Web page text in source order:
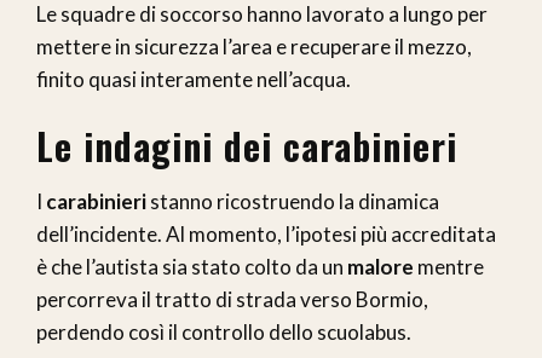
Le squadre di soccorso hanno lavorato a lungo per
mettere in sicurezza l’area e recuperare il mezzo,
finito quasi interamente nell’acqua.
Le indagini dei carabinieri
I carabinieristanno ricostruendo la dinamica
dell’incidente. Al momento, l’ipotesi più accreditata
è che l’autista sia stato colto da un malore mentre
percorreva il tratto di strada verso Bormio,
perdendo così il controllo dello scuolabus.